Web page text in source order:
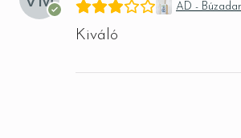
AD -
Kiváló